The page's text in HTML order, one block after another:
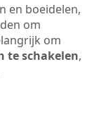
en boeidelen,
om
om
te schakelen,